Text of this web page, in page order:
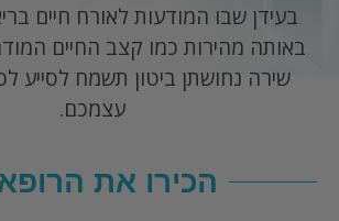
בעידן שבו המודעות לאורח חיים
באותה מהירות כמו קצב החיים
שירה נחושתן ביטון תשמח לסייע
עצמכם.
הכירו את